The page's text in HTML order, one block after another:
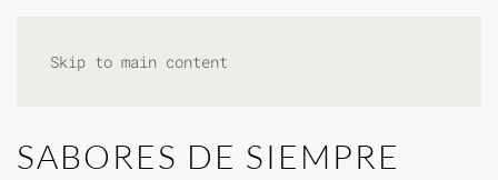
Skip to main content
SABORES DE SIEMPRE